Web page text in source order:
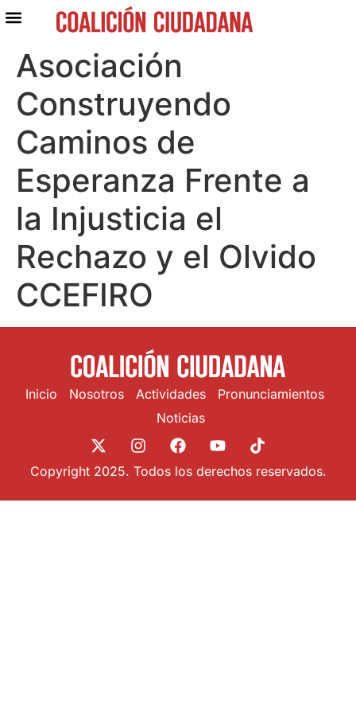
Asociación
Construyendo
Caminos de
Esperanza Frente a
la Injusticia el
Rechazo y el Olvido
CCEFIRO
Inicio Nosotros Actividades
Pronunciamientos
Noticias
Copyright 2025. Todos los derechos reservados.